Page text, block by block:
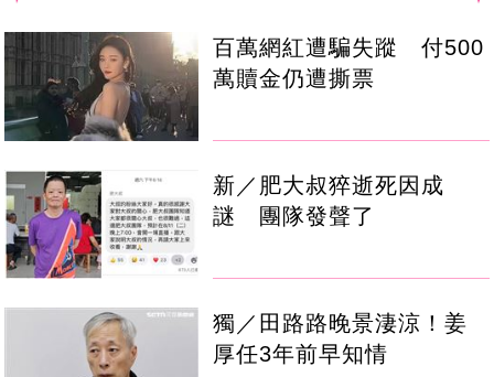
百萬網紅遭騙失蹤 付500
萬贖金仍遭撕票
新／肥大叔猝逝死因成
謎 團隊發聲了
獨／田路路晚景淒涼！姜
厚任3年前早知情